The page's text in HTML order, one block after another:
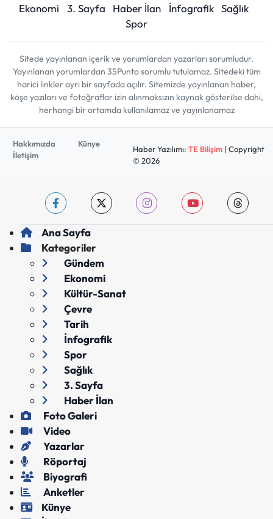
Ekonomi
3. Sayfa Haber İlan İnfografik Sağlık
Spor
Sitede yayınlanan içerik ve yorumlardan yazarları sorumludur.
Yayınlanan yorumlardan 35Punto sorumlu tutulamaz. Sitedeki tüm
harici linkler ayrı bir sayfada açılır. Sitemizde yayınlanan haber,
köşe yazıları ve fotoğraflar izin alınmaksızın kaynak gösterilse dahi,
herhangi bir ortamda kullanılamaz ve yayınlanamaz
Hakkımızda
Künye
İletişim
Haber Yazılımı: TE Bilişim| Copyright
© 2026
Ana Sayfa
Kategoriler
Gündem
Ekonomi
Kültür-Sanat
Çevre
Tarih
İnfografik
Spor
Sağlık
3. Sayfa
Haber İlan
Foto Galeri
Video
Yazarlar
Röportaj
Biyografi
Anketler
Künye